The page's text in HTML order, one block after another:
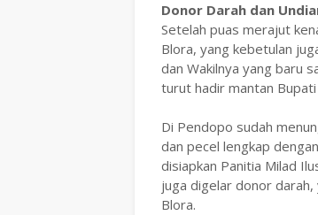
Donor Darah dan
Setelah puas merajut
Blora, yang kebetulan
dan Wakilnya yang baru
turut hadir mantan
Di Pendopo sudah
dan pecel lengkap
disiapkan Panitia Milad
juga digelar donor darah,
Blora.